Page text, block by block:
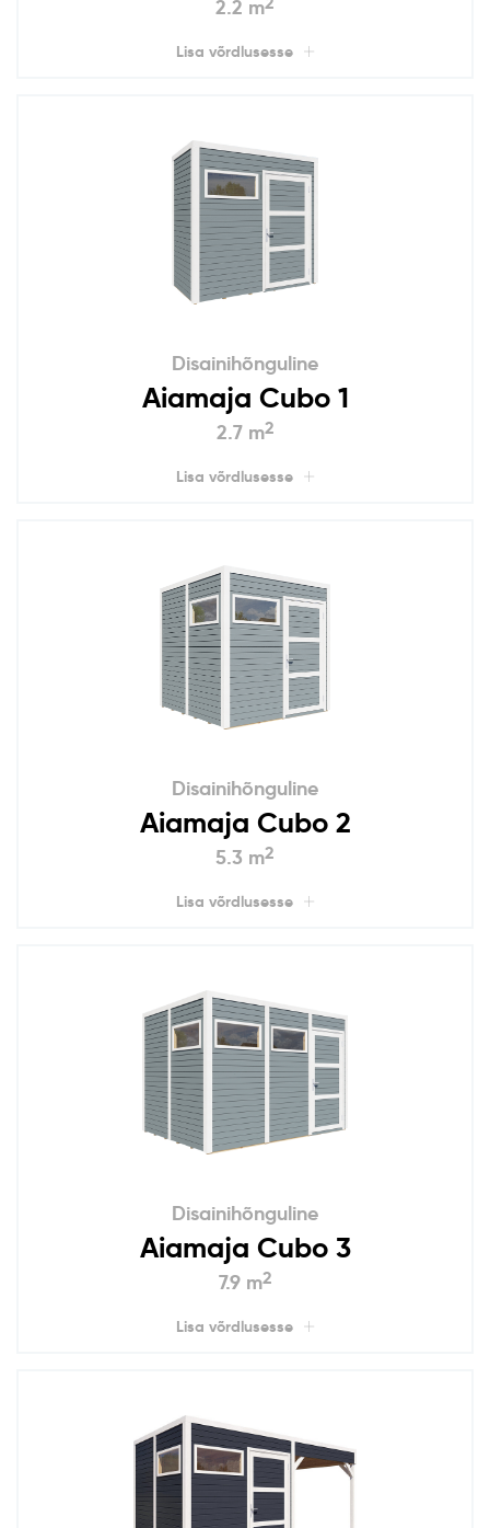
2.2 m
Lisa võrdlusesse
Disainihõnguline
Aiamaja Cubo 1
2.7 m2
Lisa võrdlusesse
Disainihõnguline
Aiamaja Cubo 2
5.3 m2
Lisa võrdlusesse
Disainihõnguline
Aiamaja Cubo 3
7.9 m2
Lisa võrdlusesse